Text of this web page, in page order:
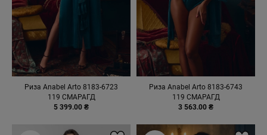
Риза Anabel Arto 8183-6723
119 СМАРАГД
5 399.00 ₴
Риза Anabel Arto 8183-6743
119 СМАРАГД
3 563.00 ₴